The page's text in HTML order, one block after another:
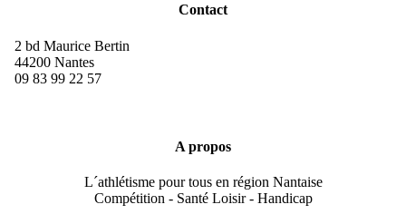
Contact
2 bd Maurice Bertin
44200 Nantes
09 83 99 22 57
A propos
L´athlétisme pour tous en région Nantaise
Compétition - Santé Loisir - Handicap